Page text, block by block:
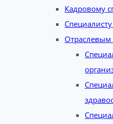
Кадровому
Отраслевым